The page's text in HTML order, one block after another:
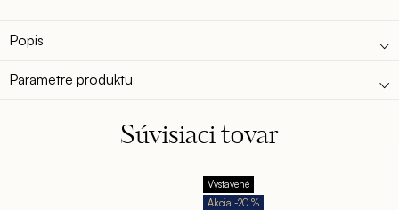
Popis
Parametre produktu
Súvisiaci tovar
Vystavené
-20 %